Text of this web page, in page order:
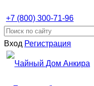
+7 (800) 300-71-96
Вход Регистрация